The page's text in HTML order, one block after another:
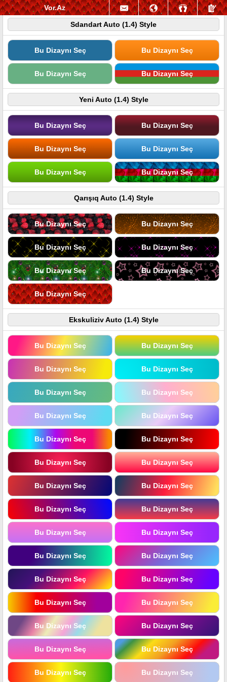
Vor.Az
Sdandart Auto (1.4) Style
Bu Dizaynı Seç Bu Dizaynı Seç
Bu Dizaynı Seç Bu Dizaynı Seç
Yeni Auto (1.4) Style
Bu Dizaynı Seç Bu Dizaynı Seç
Bu Dizaynı Seç Bu Dizaynı Seç
Bu Dizaynı Seç Bu Dizaynı Seç
Qarışıq Auto (1.4) Style
Bu Dizaynı Seç Bu Dizaynı Seç
Bu Dizaynı Seç Bu Dizaynı Seç
Bu Dizaynı Seç Bu Dizaynı Seç
Bu Dizaynı Seç
Ekskuliziv Auto (1.4) Style
Bu Dizaynı Seç Bu Dizaynı Seç
Bu Dizaynı Seç Bu Dizaynı Seç
Bu Dizaynı Seç Bu Dizaynı Seç
Bu Dizaynı Seç Bu Dizaynı Seç
Bu Dizaynı Seç Bu Dizaynı Seç
Bu Dizaynı Seç Bu Dizaynı Seç
Bu Dizaynı Seç Bu Dizaynı Seç
Bu Dizaynı Seç Bu Dizaynı Seç
Bu Dizaynı Seç Bu Dizaynı Seç
Bu Dizaynı Seç Bu Dizaynı Seç
Bu Dizaynı Seç Bu Dizaynı Seç
Bu Dizaynı Seç Bu Dizaynı Seç
Bu Dizaynı Seç Bu Dizaynı Seç
Bu Dizaynı Seç Bu Dizaynı Seç
Bu Dizaynı Seç Bu Dizaynı Seç